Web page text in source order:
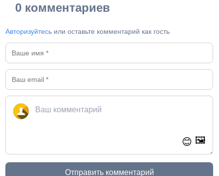
0 комментариев
Авторизуйтесь или оставьте комментарий как гость
😊 🖼️
Отправить комментарий